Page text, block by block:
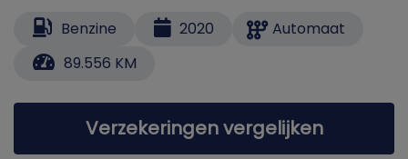
Benzine 2020
Automaat
89.556 KM
Verzekeringen vergelijken